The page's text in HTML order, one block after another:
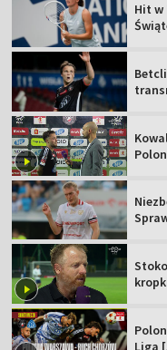
Hit w
Liga